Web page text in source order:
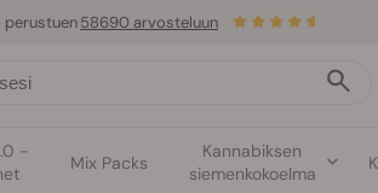
-
Mix Packs
Kannabiksen
siemenkokoelma
perustuen58690 arvosteluun